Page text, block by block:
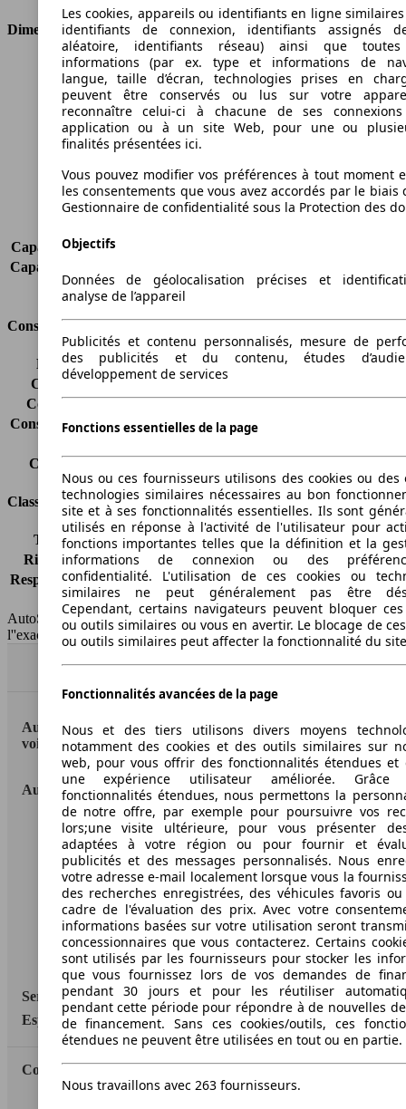
Dimensions
Longueur
4227 mm
Hauteur
1845 mm
Largeur
1789 mm
Empattement
2755 mm
Poids maximum
Charge maximale
1144 kg
Portes
2
Sièges
2
Capacité de remorquage (sans freins)
Capacité de remorquage (avec freins)
Volume du coffre
-
Consommation
Émissions de CO2*
-
Consommation (ville)
-
Consommation (route)
Consommation (combinée)* -
Capacité du réservoir
Classes d'assurance
Tous risques
-
Risques partiels
-
Responsabilité civile -
HSN/TSN
n.c./263YXC1A
AutoScout24 France SAS décline toute responsabilité concernant
l''exactitude des indications fournies.
Haut
AutoScout24: la plus grande plateforme en ligne de
voitures en Europe
AutoScout24
A propos d'AutoScout24
Conditions d'utilisation
Informations légales
Protection des données
Accessibility Statement
Service
Espace Pro
Contact
Les cookies, appareils ou identifiants en ligne
identifiants de connexion, identifiants assignés
aléatoire, identifiants réseau) ainsi que
informations (par ex. type et informations de
langue, taille d’écran, technologies prises en
peuvent être conservés ou lus sur votre
reconnaître celui-ci à chacune de ses
application ou à un site Web, pour une ou
finalités présentées ici.
Vous pouvez modifier vos préférences à tout moment
les consentements que vous avez accordés par le biais
Gestionnaire de confidentialité sous la Protection des
Objectifs
Données de géolocalisation précises et
analyse de l’appareil
Publicités et contenu personnalisés, mesure de
des publicités et du contenu, études
développement de services
Fonctions essentielles de la page
Nous ou ces fournisseurs utilisons des cookies ou des
technologies similaires nécessaires au bon
site et à ses fonctionnalités essentielles. Ils sont
utilisés en réponse à l'activité de l'utilisateur pour
fonctions importantes telles que la définition et la
informations de connexion ou des
confidentialité. L'utilisation de ces cookies ou
similaires ne peut généralement pas être
Cependant, certains navigateurs peuvent bloquer ces
ou outils similaires ou vous en avertir. Le blocage de
ou outils similaires peut affecter la fonctionnalité du
Fonctionnalités avancées de la page
Nous et des tiers utilisons divers moyens
notamment des cookies et des outils similaires sur
web, pour vous offrir des fonctionnalités étendues et
une expérience utilisateur améliorée.
fonctionnalités étendues, nous permettons la
de notre offre, par exemple pour poursuivre vos
lors;une visite ultérieure, pour vous présenter
adaptées à votre région ou pour fournir et
publicités et des messages personnalisés. Nous
votre adresse e-mail localement lorsque vous la
des recherches enregistrées, des véhicules favoris
cadre de l'évaluation des prix. Avec votre
informations basées sur votre utilisation seront
concessionnaires que vous contacterez. Certains
sont utilisés par les fournisseurs pour stocker les
que vous fournissez lors de vos demandes de
pendant 30 jours et pour les réutiliser
pendant cette période pour répondre à de nouvelles
de financement. Sans ces cookies/outils, ces
étendues ne peuvent être utilisées en tout ou en partie.
Nous travaillons avec 263 fournisseurs.